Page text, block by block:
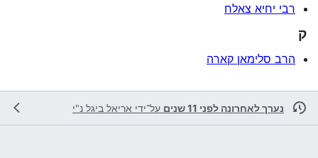
רבי יחיא צאלח
ק
הרב סלימאן קארה
נערך לאחרונה לפני 11 שנים על־ידי אריאל ביגל נ"י